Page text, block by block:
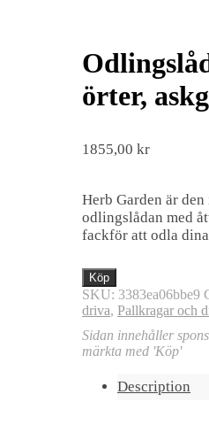
örter,
1855,00 kr
Herb Garden är
odlingslådan med
fackför att odla
Köp
SKU: 3383ea06bbe9
driva, Pallkragar och
Sidan innehåller
märkta med 'Köp'
Description